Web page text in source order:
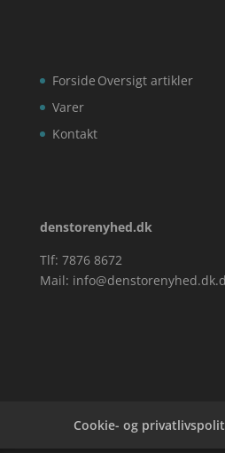
Forside
Varer
Kontakt
Oversigt artikler
denstorenyhed.dk
Tlf: 7876 8672
Mail:
Cookie- og